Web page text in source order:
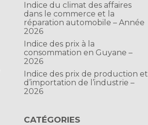
Indice du climat des affaires
dans le commerce et la
réparation automobile – Année
2026
Indice des prix à la
consommation en Guyane –
2026
Indice des prix de production et
d’importation de l’industrie –
2026
CATÉGORIES